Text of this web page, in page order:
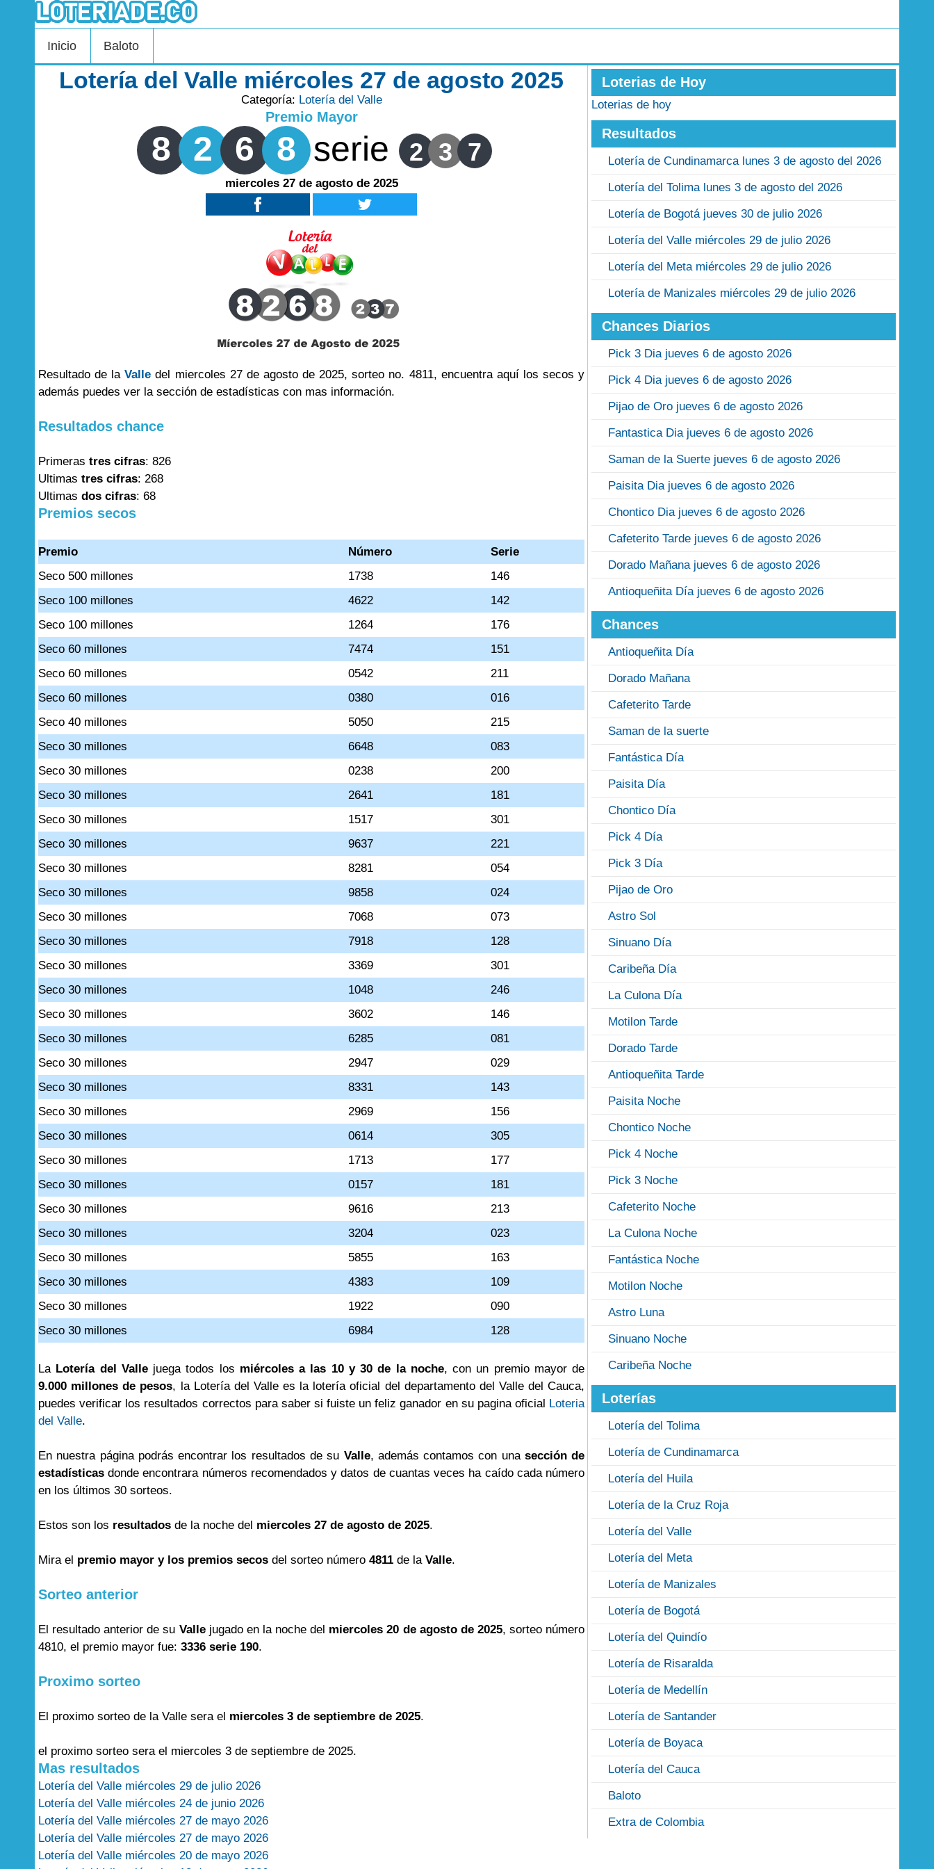
Inicio Baloto
Lotería del Valle miércoles 27 de agosto 2025
Categoría: Lotería del Valle
Premio Mayor
8 2 6 8 serie 2 3 7
miercoles 27 de agosto de 2025
Resultado de laValle del miercoles 27 de agosto de 2025, sorteo no. 4811, encuentra aquí los secos y
además puedes ver la sección de estadísticas con mas información.
Resultados chance
Primeras tres cifras: 826
Ultimas tres cifras: 268
Ultimas dos cifras: 68
Premios secos
Premio Número
Serie
Seco 500 millones
1738
146
Seco 100 millones
4622
142
Seco 100 millones
1264
176
Seco 60 millones
7474
151
Seco 60 millones
0542
211
Seco 60 millones
0380
016
Seco 40 millones
5050
215
Seco 30 millones
6648
083
Seco 30 millones
0238
200
Seco 30 millones
2641
181
Seco 30 millones
1517
301
Seco 30 millones
9637
221
Seco 30 millones
8281
054
Seco 30 millones
9858
024
Seco 30 millones
7068
073
Seco 30 millones
7918
128
Seco 30 millones
3369
301
Seco 30 millones
1048
246
Seco 30 millones
3602
146
Seco 30 millones
6285
081
Seco 30 millones
2947
029
Seco 30 millones
8331
143
Seco 30 millones
2969
156
Seco 30 millones
0614
305
Seco 30 millones
1713
177
Seco 30 millones
0157
181
Seco 30 millones
9616
213
Seco 30 millones
3204
023
Seco 30 millones
5855
163
Seco 30 millones
4383
109
Seco 30 millones
1922
090
Seco 30 millones
6984 128
La Lotería del Vallejuega todos los miércoles a las 10 y 30 de la noche, con un premio mayor de
9.000 millones de pesos, la Lotería del Valle es la lotería oficial del departamento del Valle del Cauca,
puedes verificar los resultados correctos para saber si fuiste un feliz ganador en su pagina oficial Loteria
del Valle.
En nuestra página podrás encontrar los resultados de su Valle, además contamos con una sección de
estadísticas donde encontrara números recomendados y datos de cuantas veces ha caído cada número
en los últimos 30 sorteos.
Estos son los resultados de la noche del miercoles 27 de agosto de 2025.
Mira el premio mayor y los premios secos del sorteo número 4811 de la Valle.
Sorteo anterior
El resultado anterior de su Vallejugado en la noche del miercoles 20 de agosto de 2025, sorteo número
4810, el premio mayor fue: 3336 serie 190.
Proximo sorteo
El proximo sorteo de la Valle sera el miercoles 3 de septiembre de 2025.
el proximo sorteo sera el miercoles 3 de septiembre de 2025.
Mas resultados
Lotería del Valle miércoles 29 de julio 2026
Lotería del Valle miércoles 24 de junio 2026
Lotería del Valle miércoles 27 de mayo 2026
Lotería del Valle miércoles 27 de mayo 2026
Lotería del Valle miércoles 20 de mayo 2026
Loterias de Hoy
Loterias de hoy
Resultados
Lotería de Cundinamarca lunes 3 de agosto del 2026
Lotería del Tolima lunes 3 de agosto del 2026
Lotería de Bogotá jueves 30 de julio 2026
Lotería del Valle miércoles 29 de julio 2026
Lotería del Meta miércoles 29 de julio 2026
Lotería de Manizales miércoles 29 de julio 2026
Chances Diarios
Pick 3 Dia jueves 6 de agosto 2026
Pick 4 Dia jueves 6 de agosto 2026
Pijao de Oro jueves 6 de agosto 2026
Fantastica Dia jueves 6 de agosto 2026
Saman de la Suerte jueves 6 de agosto 2026
Paisita Dia jueves 6 de agosto 2026
Chontico Dia jueves 6 de agosto 2026
Cafeterito Tarde jueves 6 de agosto 2026
Dorado Mañana jueves 6 de agosto 2026
Antioqueñita Día jueves 6 de agosto 2026
Chances
Antioqueñita Día
Dorado Mañana
Cafeterito Tarde
Saman de la suerte
Fantástica Día
Paisita Día
Chontico Día
Pick 4 Día
Pick 3 Día
Pijao de Oro
Astro Sol
Sinuano Día
Caribeña Día
La Culona Día
Motilon Tarde
Dorado Tarde
Antioqueñita Tarde
Paisita Noche
Chontico Noche
Pick 4 Noche
Pick 3 Noche
Cafeterito Noche
La Culona Noche
Fantástica Noche
Motilon Noche
Astro Luna
Sinuano Noche
Caribeña Noche
Loterías
Lotería del Tolima
Lotería de Cundinamarca
Lotería del Huila
Lotería de la Cruz Roja
Lotería del Valle
Lotería del Meta
Lotería de Manizales
Lotería de Bogotá
Lotería del Quindío
Lotería de Risaralda
Lotería de Medellín
Lotería de Santander
Lotería de Boyaca
Lotería del Cauca
Baloto
Extra de Colombia